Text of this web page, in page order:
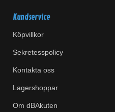
Kundservice
Köpvillkor
Sekretesspolicy
Kontakta oss
Lagershoppar
Om dBAkuten